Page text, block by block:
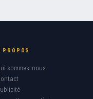
PROPOS
sommes-nous